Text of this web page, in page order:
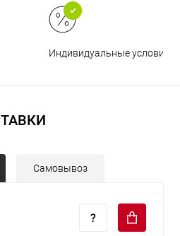
Индивидуальные условия
Самовывоз